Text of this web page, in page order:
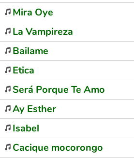
Mira Oye
La Vampireza
Bailame
Etica
Será Porque Te Amo
Ay Esther
Isabel
Cacique mocorongo